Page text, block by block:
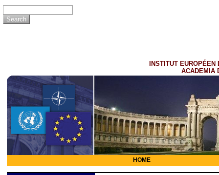
INSTITUT EUROPÉEN
ACADEMIA
HOME